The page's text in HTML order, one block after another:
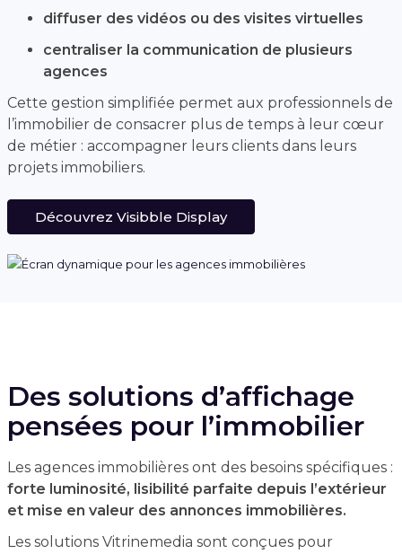
diffuser des vidéos ou des visites virtuelles
centraliser la communication de plusieurs
agences
Cette gestion simplifiée permet aux professionnels de
l’immobilier de consacrer plus de temps à leur cœur
de métier : accompagner leurs clients dans leurs
projets immobiliers.
Découvrez Visibble Display
Des solutions d’affichage
pensées pour l’immobilier
Les agences immobilières ont des besoins spécifiques :
forte luminosité, lisibilité parfaite depuis l’extérieur
et mise en valeur des annonces immobilières.
Les solutions Vitrinemedia sont conçues pour